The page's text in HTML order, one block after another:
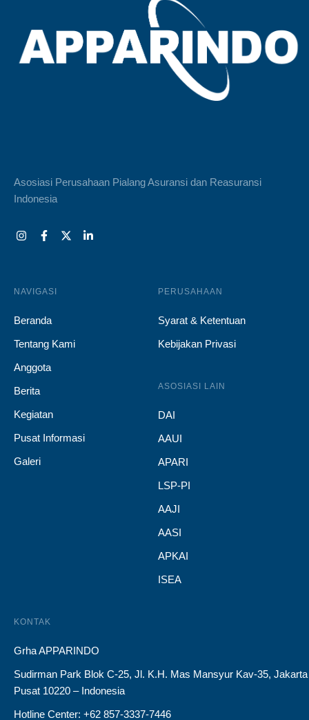
Asosiasi Perusahaan Pialang Asuransi dan Reasuransi
Indonesia
NAVIGASI
Beranda
Tentang Kami
Anggota
Berita
Kegiatan
Pusat Informasi
Galeri
PERUSAHAAN
Syarat & Ketentuan
Kebijakan Privasi
ASOSIASI LAIN
DAI
AAUI
APARI
LSP-PI
AAJI
AASI
APKAI
ISEA
KONTAK
Grha APPARINDO
Sudirman Park Blok C-25, Jl. K.H. Mas Mansyur Kav-35, Jakarta
Pusat 10220 – Indonesia
Hotline Center: +62 857-3337-7446